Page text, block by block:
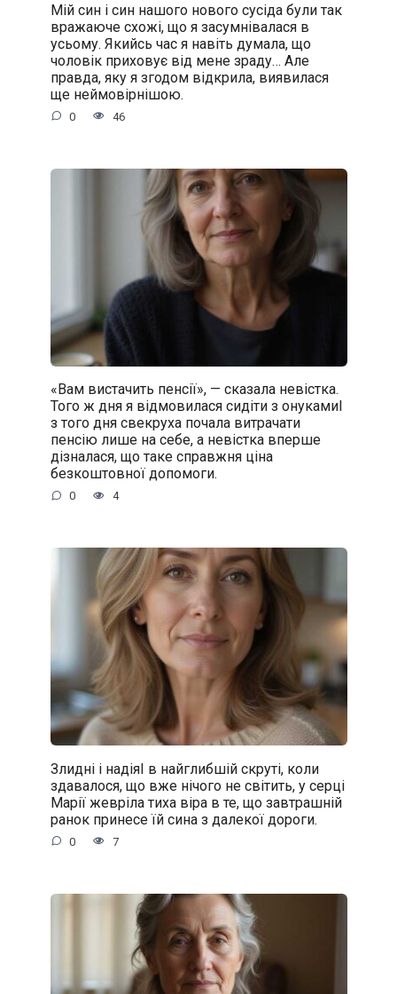
Мій син і син нашого нового сусіда були так
вражаюче схожі, що я засумнівалася в
усьому. Якийсь час я навіть думала, що
чоловік приховує від мене зраду… Але
правда, яку я згодом відкрила, виявилася
ще неймовірнішою.
0 46
«Вам вистачить пенсії», — сказала невістка.
Того ж дня я відмовилася сидіти з онукамиІ
з того дня свекруха почала витрачати
пенсію лише на себе, а невістка вперше
дізналася, що таке справжня ціна
безкоштовної допомоги.
0 4
Злидні і надіяІ в найглибшій скруті, коли
здавалося, що вже нічого не світить, у серці
Марії жевріла тиха віра в те, що завтрашній
ранок принесе їй сина з далекої дороги.
0 7